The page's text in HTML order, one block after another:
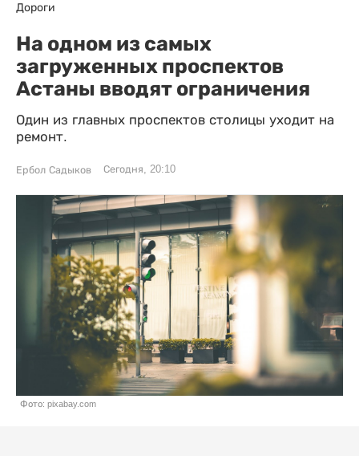
Дороги
На одном из самых
загруженных проспектов
Астаны вводят ограничения
Один из главных проспектов столицы уходит на
ремонт.
Ербол Садыков Сегодня, 20:10
Фото: pixabay.com